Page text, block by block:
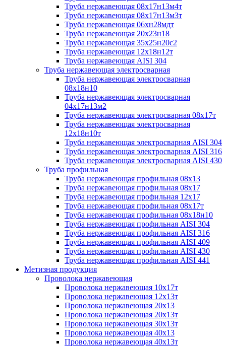
Труба нержавеющая 08х17н13м4т
Труба нержавеющая 08х17н13м3т
Труба нержавеющая 06хн28мдт
Труба нержавеющая 20х23н18
Труба нержавеющая 35х25н20с2
Труба нержавеющая 12х18н12т
Труба нержавеющая AISI 304
Труба нержавеющая электросварная
Труба нержавеющая электросварная
08х18н10
Труба нержавеющая электросварная
04х17н13м2
Труба нержавеющая электросварная 08х17т
Труба нержавеющая электросварная
12х18н10т
Труба нержавеющая электросварная AISI 304
Труба нержавеющая электросварная AISI 316
Труба нержавеющая электросварная AISI 430
Труба профильная
Труба нержавеющая профильная 08х13
Труба нержавеющая профильная 08х17
Труба нержавеющая профильная 12х17
Труба нержавеющая профильная 08х17т
Труба нержавеющая профильная 08х18н10
Труба нержавеющая профильная AISI 304
Труба нержавеющая профильная AISI 316
Труба нержавеющая профильная AISI 409
Труба нержавеющая профильная AISI 430
Труба нержавеющая профильная AISI 441
Метизная продукция
Проволока нержавеющая
Проволока нержавеющая 10х17т
Проволока нержавеющая 12х13т
Проволока нержавеющая 20х13
Проволока нержавеющая 20х13т
Проволока нержавеющая 30х13т
Проволока нержавеющая 40х13
Проволока нержавеющая 40х13т